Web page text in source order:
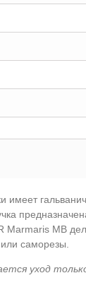
имеет
Marmaris MB
саморезы.
уход